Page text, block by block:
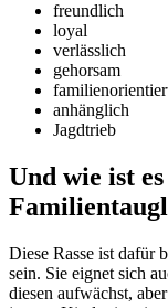
freundlich
loyal
verlässlich
gehorsam
anhänglich
Jagdtrieb
Und wie ist
Diese Rasse ist dafür
sein. Sie eignet sich
diesen aufwächst,